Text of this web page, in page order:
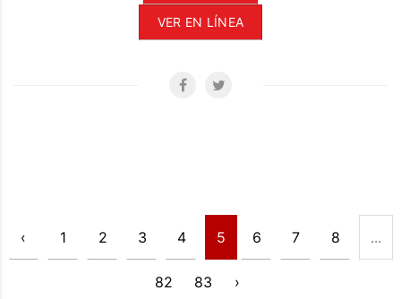
VER EN LÍNEA
‹ 1 2 3 4 5 6 7 8 ...
82 83 ›